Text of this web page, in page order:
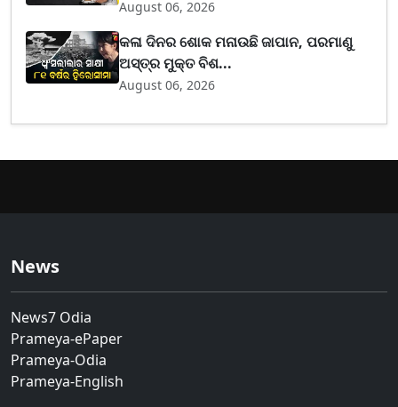
August 06, 2026
କଳା ଦିନର ଶୋକ ମନାଉଛି ଜାପାନ, ପରମାଣୁ
ଅସ୍ତ୍ର ମୁକ୍ତ ବିଶ...
August 06, 2026
News
News7 Odia
Prameya-ePaper
Prameya-Odia
Prameya-English